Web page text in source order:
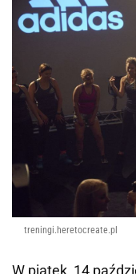
treningi.heretocreate.pl
W piątek, 14